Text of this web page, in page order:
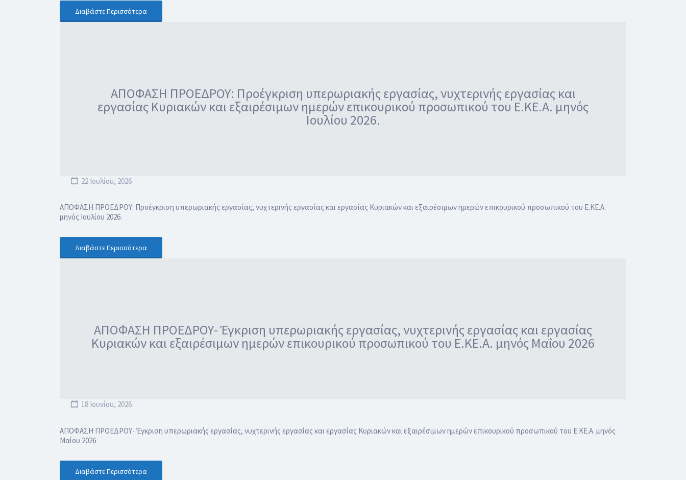
Διαβάστε Περισσότερα
ΑΠΟΦΑΣΗ ΠΡΟΕΔΡΟΥ: Προέγκριση υπερωριακής εργασίας, νυχτερινής εργασίας και
εργασίας Κυριακών και εξαιρέσιμων ημερών επικουρικού προσωπικού του Ε.ΚΕ.Α. μηνός
Ιουλίου 2026.
22 Ιουλίου, 2026
ΑΠΟΦΑΣΗ ΠΡΟΕΔΡΟΥ: Προέγκριση υπερωριακής εργασίας, νυχτερινής εργασίας και εργασίας Κυριακών και εξαιρέσιμων ημερών επικουρικού προσωπικού του Ε.ΚΕ.Α.
μηνός Ιουλίου 2026.
Διαβάστε Περισσότερα
ΑΠΟΦΑΣΗ ΠΡΟΕΔΡΟΥ- Έγκριση υπερωριακής εργασίας, νυχτερινής εργασίας και εργασίας
Κυριακών και εξαιρέσιμων ημερών επικουρικού προσωπικού του Ε.ΚΕ.Α. μηνός Μαΐου 2026
18 Ιουνίου, 2026
ΑΠΟΦΑΣΗ ΠΡΟΕΔΡΟΥ- Έγκριση υπερωριακής εργασίας, νυχτερινής εργασίας και εργασίας Κυριακών και εξαιρέσιμων ημερών επικουρικού προσωπικού του Ε.ΚΕ.Α. μηνός
Μαΐου 2026
Διαβάστε Περισσότερα